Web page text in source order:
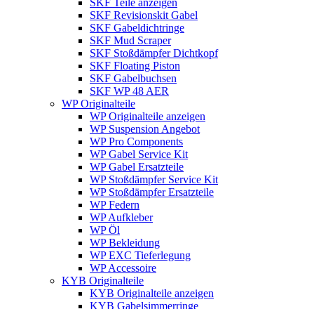
SKF Teile anzeigen
SKF Revisionskit Gabel
SKF Gabeldichtringe
SKF Mud Scraper
SKF Stoßdämpfer Dichtkopf
SKF Floating Piston
SKF Gabelbuchsen
SKF WP 48 AER
WP Originalteile
WP Originalteile anzeigen
WP Suspension Angebot
WP Pro Components
WP Gabel Service Kit
WP Gabel Ersatzteile
WP Stoßdämpfer Service Kit
WP Stoßdämpfer Ersatzteile
WP Federn
WP Aufkleber
WP Öl
WP Bekleidung
WP EXC Tieferlegung
WP Accessoire
KYB Originalteile
KYB Originalteile anzeigen
KYB Gabelsimmerringe